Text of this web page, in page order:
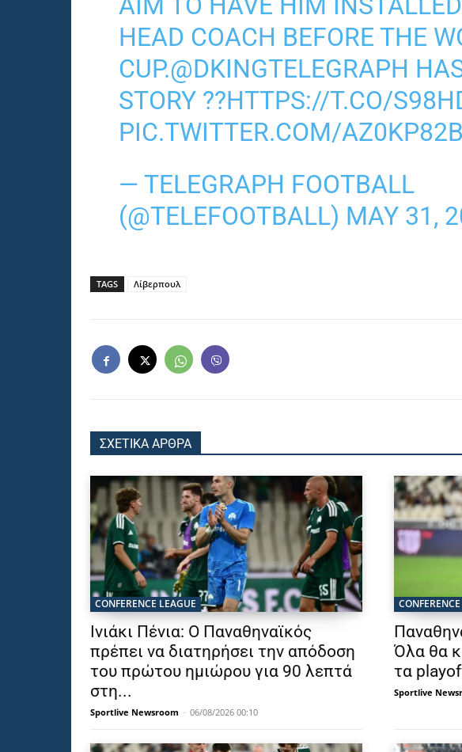
HEAD COACH BEFORE THE
CUP.@DKINGTELEGRAPH
STORY ??HTTPS://T.CO/
PIC.TWITTER.COM/
— TELEGRAPH FOOTBALL
(@TELEFOOTBALL) MAY 31,
TAGS Λίβερπουλ
ΣΧΕΤΙΚΑ ΑΡΘΡΑ
CONFERENCE LEAGUE
Ινιάκι Πένια: Ο Παναθηναϊκός
πρέπει να διατηρήσει την απόδοση
του πρώτου ημιώρου για 90 λεπτά
στη...
Sportlive Newsroom - 06/08/2026 00:10
Όλα θα
τα
Sportlive